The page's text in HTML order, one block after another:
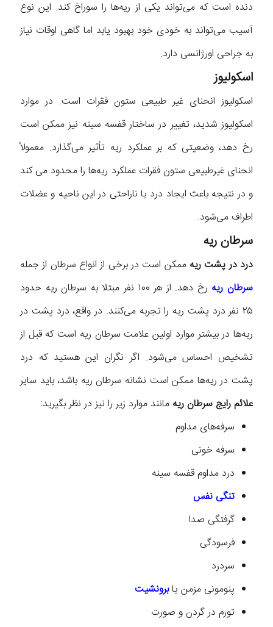
دنده است که می‌تواند یکی از ریه‌ها را سوراخ کند. این نوع
آسیب می‌تواند به خودی خود بهبود یابد اما گاهی اوقات نیاز
به جراحی اورژانسی دارد.
اسکولیوز
اسکولیوز انحنای غیر طبیعی ستون فقرات است. در موارد
اسکولیوز شدید، تغییر در ساختار قفسه سینه نیز ممکن است
رخ دهد، وضعیتی که بر عملکرد ریه تأثیر می‌گذارد. معمولاً
انحنای غیرطبیعی ستون فقرات عملکرد ریه‌ها را محدود می کند
و در نتیجه باعث ایجاد درد یا ناراحتی در این ناحیه و عضلات
اطراف می‌شود.
سرطان ریه
درد در پشت ریه ممکن است در برخی از انواع سرطان از جمله
سرطان ریه
رخ دهد. از هر ۱۰۰ نفر مبتلا به سرطان ریه حدود
۲۵ نفر درد پشت ریه را تجربه می‌کنند. در واقع، درد پشت در
ریه‌ها در بیشتر موارد اولین علامت سرطان ریه است که قبل از
تشخیص احساس می‌شود. اگر نگران این هستید که درد
پشت در ریه‌ها ممکن است نشانه سرطان ریه باشد، باید سایر
علائم رایج سرطان ریه مانند موارد زیر را نیز در نظر بگیرید:
سرفه‌های مداوم
سرفه خونی
درد مداوم قفسه سینه
تنگی نفس
گرفتگی صدا
فرسودگی
سردرد
پنومونی مزمن یابرونشیت
تورم در گردن و صورت